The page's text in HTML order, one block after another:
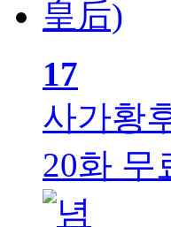
17
사가황
20화 무